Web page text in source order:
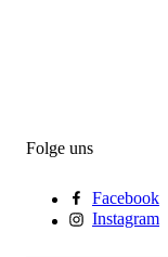
Folge uns
Facebook
Instagram